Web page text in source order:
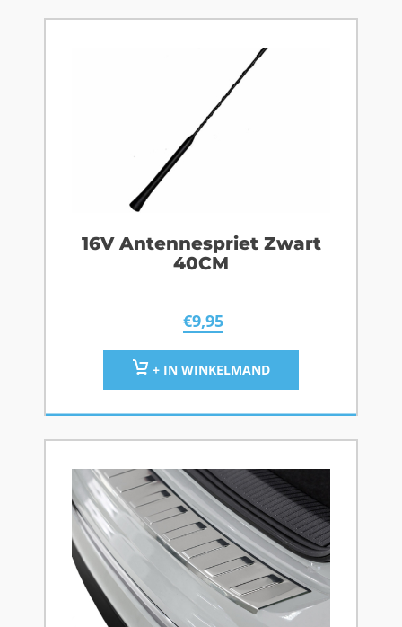
16V Antennespriet Zwart
40CM
€9,95
+ IN WINKELMAND